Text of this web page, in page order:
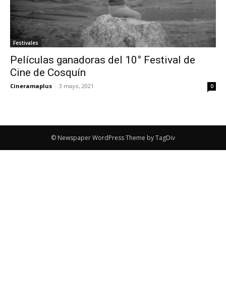
Festivales
Películas ganadoras del 10° Festival de
Cine de Cosquín
Cineramaplus - 3 mayo, 2021 0
© Newspaper WordPress Theme by TagDiv